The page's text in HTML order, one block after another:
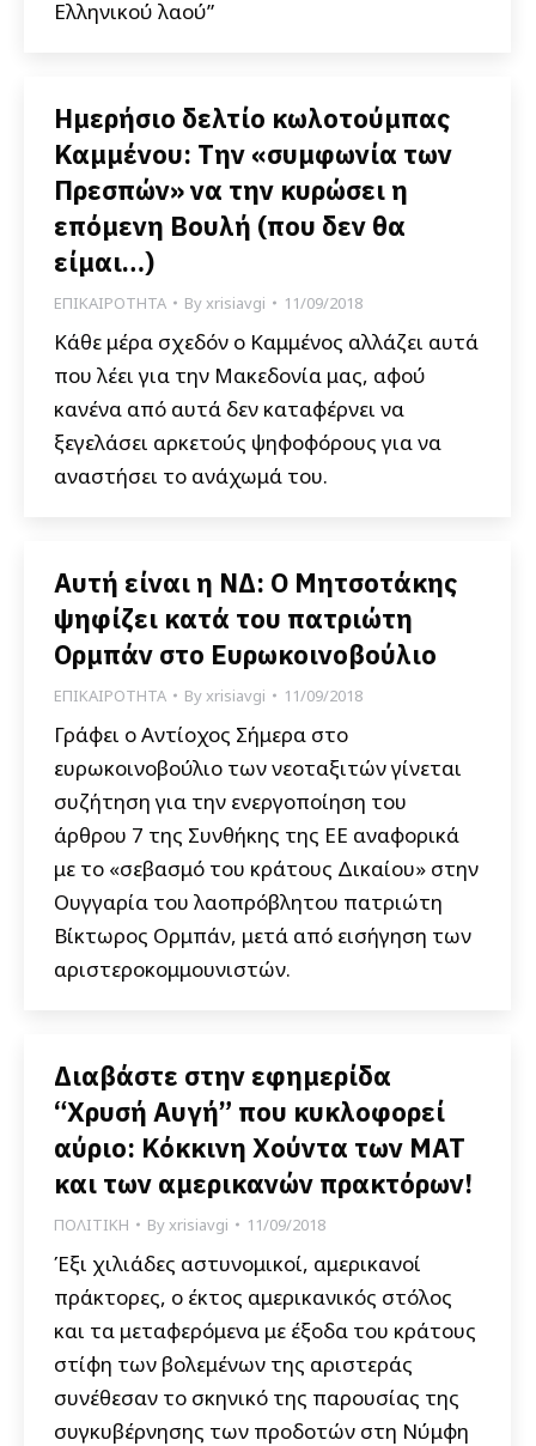
Ελληνικού λαού”
Ημερήσιο δελτίο κωλοτούμπας
Καμμένου: Την «συμφωνία των
Πρεσπών» να την κυρώσει η
επόμενη Βουλή (που δεν θα
είμαι…)
ΕΠΙΚΑΙΡΟΤΗΤΑ Byxrisiavgi 11/09/2018
Κάθε μέρα σχεδόν ο Καμμένος αλλάζει αυτά
που λέει για την Μακεδονία μας, αφού
κανένα από αυτά δεν καταφέρνει να
ξεγελάσει αρκετούς ψηφοφόρους για να
αναστήσει το ανάχωμά του.
Αυτή είναι η ΝΔ: Ο Μητσοτάκης
ψηφίζει κατά του πατριώτη
Ορμπάν στο Ευρωκοινοβούλιο
ΕΠΙΚΑΙΡΟΤΗΤΑ Byxrisiavgi 11/09/2018
Γράφει ο Αντίοχος Σήμερα στο
ευρωκοινοβούλιο των νεοταξιτών γίνεται
συζήτηση για την ενεργοποίηση του
άρθρου 7 της Συνθήκης της ΕΕ αναφορικά
με το «σεβασμό του κράτους Δικαίου» στην
Ουγγαρία του λαοπρόβλητου πατριώτη
Βίκτωρος Ορμπάν, μετά από εισήγηση των
αριστεροκομμουνιστών.
Διαβάστε στην εφημερίδα
“Χρυσή Αυγή” που κυκλοφορεί
αύριο: Κόκκινη Χούντα των ΜΑΤ
και των αμερικανών πρακτόρων!
ΠΟΛΙΤΙΚΗ Byxrisiavgi 11/09/2018
Έξι χιλιάδες αστυνομικοί, αμερικανοί
πράκτορες, ο έκτος αμερικανικός στόλος
και τα μεταφερόμενα με έξοδα του κράτους
στίφη των βολεμένων της αριστεράς
συνέθεσαν το σκηνικό της παρουσίας της
συγκυβέρνησης των προδοτών στη Νύμφη